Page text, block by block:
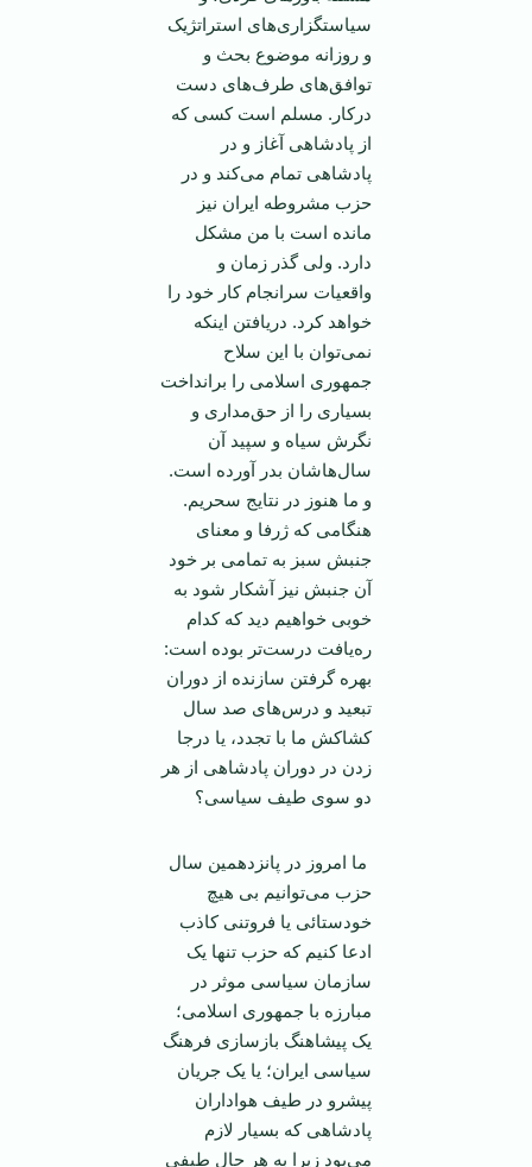
سیاستگزاری‌های استراتژیک
و روزانه موضوع بحث و
توافق‌های طرف‌های دست
درکار. مسلم است کسی که
از پادشاهی آغاز و در
پادشاهی تمام می‌کند و در
حزب مشروطه ایران نیز
مانده است با من مشکل
دارد. ولی گذر زمان و
واقعیات سرانجام کار خود را
خواهد کرد. دریافتن اینکه
نمی‌توان با این سلاح
جمهوری اسلامی را برانداخت
بسیاری را از حق‌مداری و
نگرش سیاه و سپید آن
سال‌ها‌شان بدر آورده است.
و ما هنوز در نتایج سحریم.
هنگامی که ژرفا و معنای
جنبش سبز به تمامی بر خود
آن جنبش نیز آشکار شود به
خوبی خواهیم دید که کدام
ره‌یافت درست‌تر بوده است:
بهره گرفتن سازنده از دوران
تبعید و درس‌های صد سال
کشاکش ما با تجدد، یا درجا
زدن در دوران پادشاهی از هر
دو سوی طیف سیاسی؟
ما امروز در پانزدهمین سال
حزب می‌توانیم بی هیچ
خودستائی یا فروتنی کاذب
ادعا کنیم که حزب تنها یک
سازمان سیاسی موثر در
مبارزه با جمهوری اسلامی؛
یک پیشاهنگ بازسازی فرهنگ
سیاسی ایران؛ یا یک جریان
پیشرو در طیف هواداران
پادشاهی که بسیار لازم
می‌بود زیرا به هر حال طیفی